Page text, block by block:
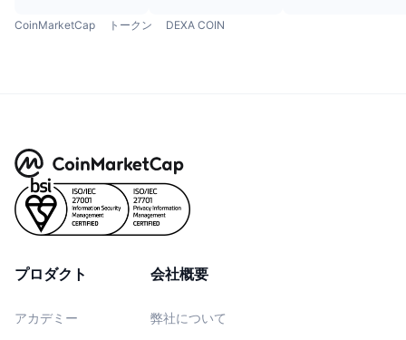
CoinMarketCap トークン DEXA COIN
プロダクト
アカデミー
会社概要
弊社について